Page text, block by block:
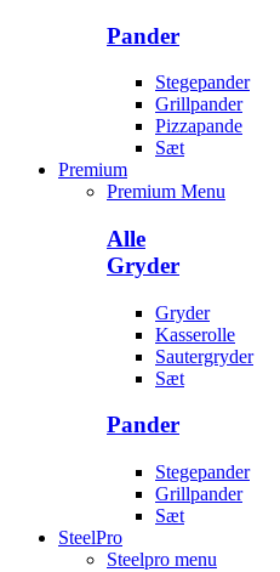
Pander
Stegepander
Grillpander
Pizzapande
Sæt
Premium
Premium Menu
Alle
Gryder
Gryder
Kasserolle
Sautergryder
Sæt
Pander
Stegepander
Grillpander
Sæt
SteelPro
Steelpro menu